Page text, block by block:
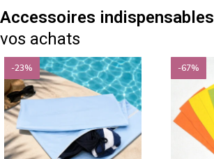
Accessoires indispensables
vos achats
-23% -67%